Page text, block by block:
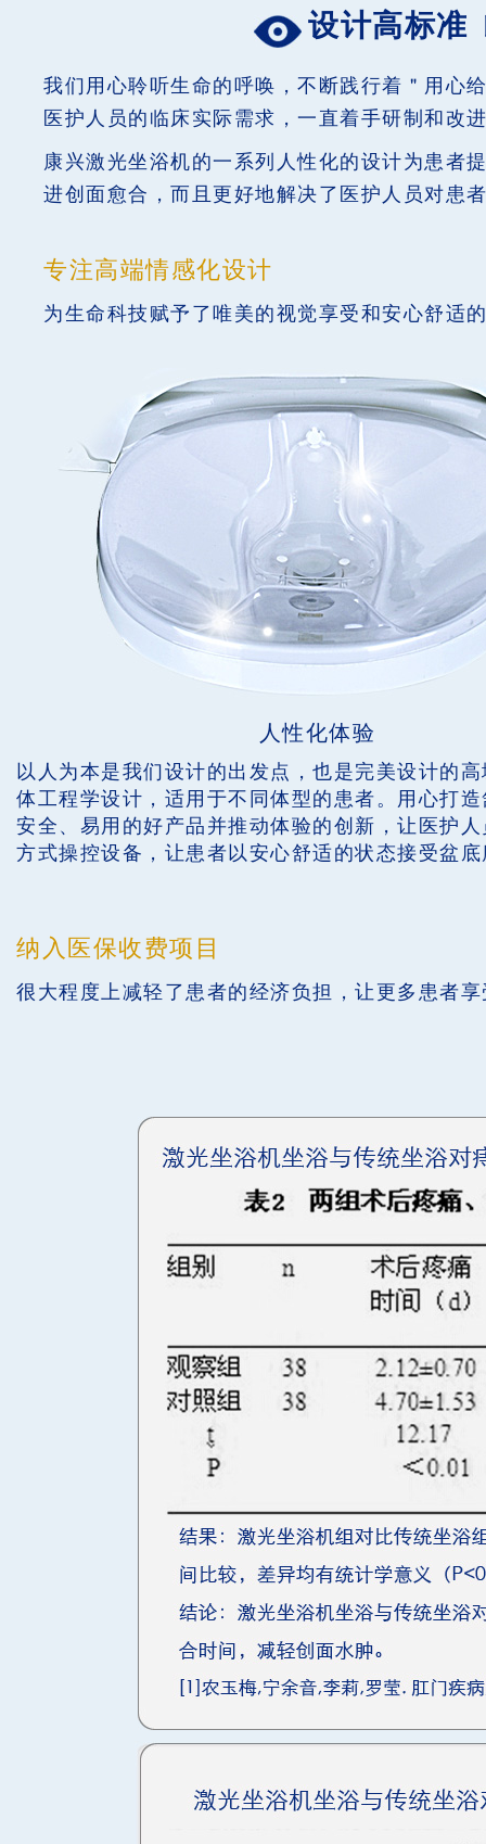
设计高标准
我们用心聆听生命的呼唤，不断践行着＂用心
医护人员的临床实际需求，一直着手研制和改
康兴激光坐浴机的一系列人性化的设计为患者
进创面愈合，而且更好地解决了医护人员对患
专注高端情感化设计
为生命科技赋予了唯美的视觉享受和安心舒适
人性化体验
以人为本是我们设计的出发点，也是完美设计的
体工程学设计，适用于不同体型的患者。用心打
安全、易用的好产品并推动体验的创新，让医护
方式操控设备，让患者以安心舒适的状态接受盆
纳入医保收费项目
很大程度上减轻了患者的经济负担，让更多患者